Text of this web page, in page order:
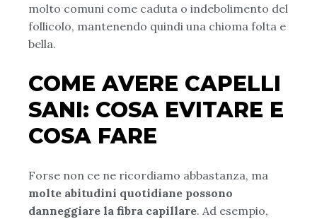
molto comuni come caduta o indebolimento del
follicolo, mantenendo quindi una chioma folta e
bella.
COME AVERE CAPELLI
SANI: COSA EVITARE E
COSA FARE
Forse non ce ne ricordiamo abbastanza, ma
molte abitudini quotidiane possono
danneggiare la fibra capillare. Ad esempio,